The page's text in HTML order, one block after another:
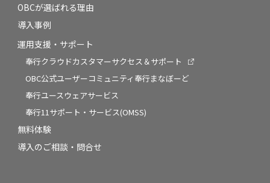
OBCが選ばれる理由
導入事例
運用支援・サポート
奉行クラウドカスタマーサクセス＆サポート
OBC公式ユーザーコミュニティ奉行まなぼーど
奉行ユースウェアサービス
奉行11サポート・サービス(OMSS)
無料体験
導入のご相談・問合せ